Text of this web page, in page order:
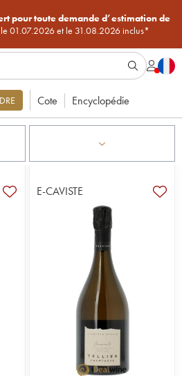
pour toute demande d’estimation de
le 01.07.2026 et le 31.08.2026 inclus*
Cote Encyclopédie
E-CAVISTE